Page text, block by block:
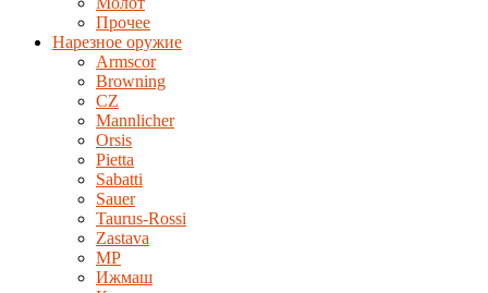
Прочее
Нарезное оружие
Armscor
Browning
CZ
Mannlicher
Orsis
Pietta
Sabatti
Sauer
Taurus-Rossi
Zastava
MP
Ижмаш